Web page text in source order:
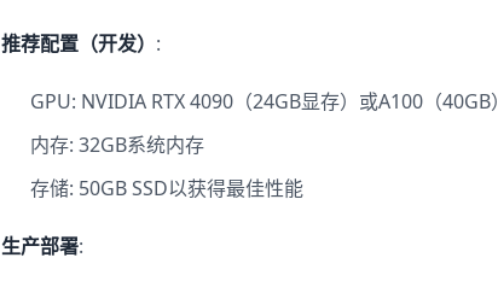
推荐配置（开发） :
GPU: NVIDIA RTX 4090（24GB显存）或A100（40GB）
内存: 32GB系统内存
存储: 50GB SSD以获得最佳性能
生产部署: